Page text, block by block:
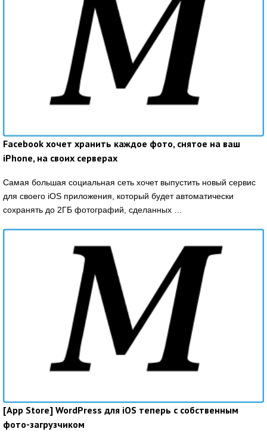
Facebook хочет хранить каждое фото, снятое на ваш
iPhone, на своих серверах
Самая большая социальная сеть хочет выпустить новый сервис
для своего iOS приложения, который будет автоматически
сохранять до 2ГБ фотографий, сделанных …
[App Store] WordPress для iOS теперь с собственным
фото-загрузчиком